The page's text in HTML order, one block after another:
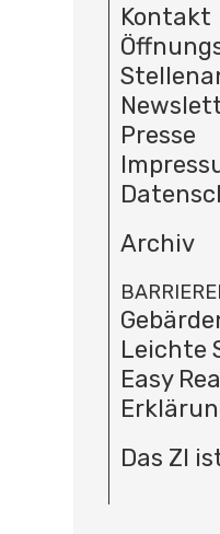
Kontakt
Presse
Archiv
Leichte
Easy
Das ZI